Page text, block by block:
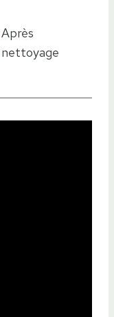
Après
nettoyage